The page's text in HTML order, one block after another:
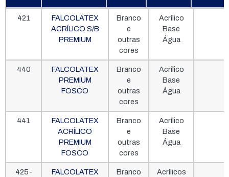
Código Produto Cores Sistema
421
FALCOLATEX
ACRÍLICO S/B
PREMIUM
Branco
e
outras
cores
Acrílico
Base
Água
440
FALCOLATEX
PREMIUM
FOSCO
Branco
e
outras
cores
Acrílico
Base
Água
441
FALCOLATEX
ACRÍLICO
PREMIUM
FOSCO
Branco
e
outras
cores
Acrílico
Base
Água
425-
FALCOLATEX
Branco
Acrílicos